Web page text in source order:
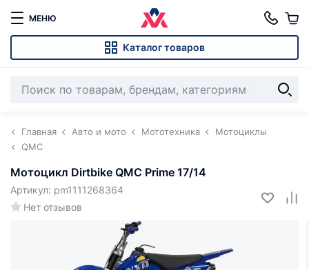
МЕНЮ
Каталог товаров
Главная Авто и мото Мототехника
Мотоциклы
QMC
Мотоцикл Dirtbike QMC Prime 17/14
Нет отзывов
Артикул: pm1111268364